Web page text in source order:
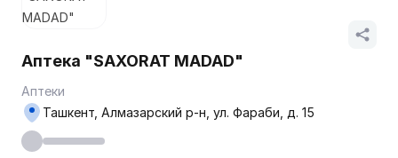
Аптека "SAXORAT MADAD"
Аптеки
Ташкент, Алмазарский р-н, ул. Фараби, д. 15